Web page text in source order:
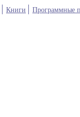
Книги Программные